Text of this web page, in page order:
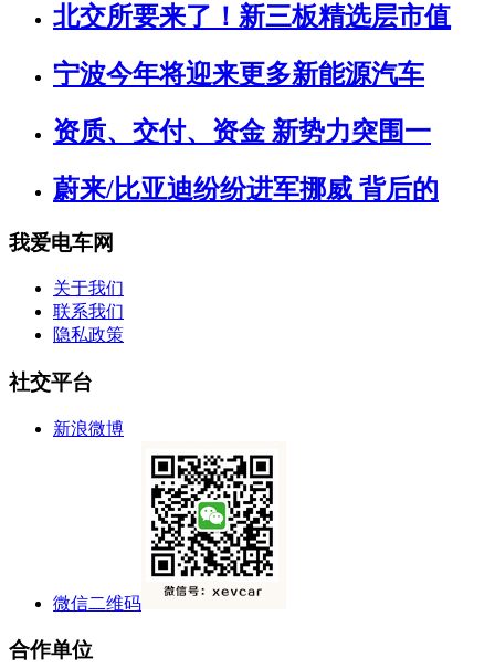
北交所要来了！新三板精选层市值
宁波今年将迎来更多新能源汽车
资质、交付、资金 新势力突围一
蔚来/比亚迪纷纷进军挪威 背后的
我爱电车网
关于我们
联系我们
隐私政策
社交平台
新浪微博
微信二维码
合作单位